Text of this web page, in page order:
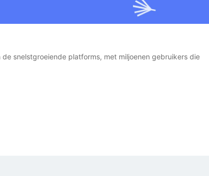
snelstgroeiende platforms, met miljoenen gebruikers die